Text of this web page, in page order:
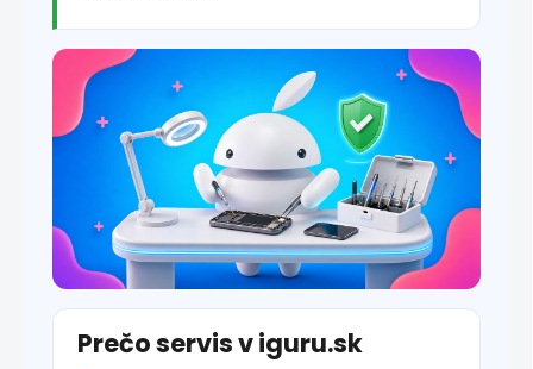
Prečo servis v iguru.sk